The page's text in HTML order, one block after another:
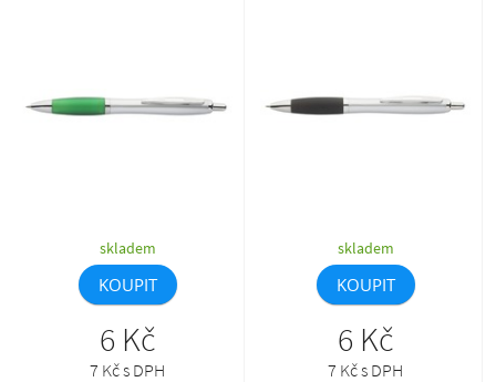
skladem
KOUPIT
6 Kč
7 Kč s DPH
skladem
KOUPIT
6 Kč
7 Kč s DPH